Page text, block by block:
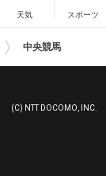
天気 スポーツ
中央競馬
(C) NTT DOCOMO, INC.